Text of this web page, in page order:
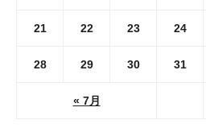
« 7月
21 22 23 24
28 29 30 31